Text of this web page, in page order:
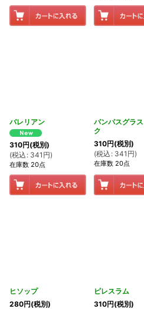
バレリアン
310円(税別)
(税込 : 341 円)
在庫数 20点
パンパスグラ
ク
310円(税別)
(税込 : 341 円)
在庫数 20点
ヒソップ
280円(税別)
ピレスラム
310円(税別)